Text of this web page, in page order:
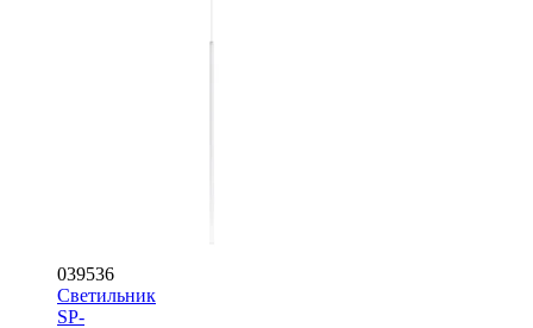
039536
Светильник
SP-